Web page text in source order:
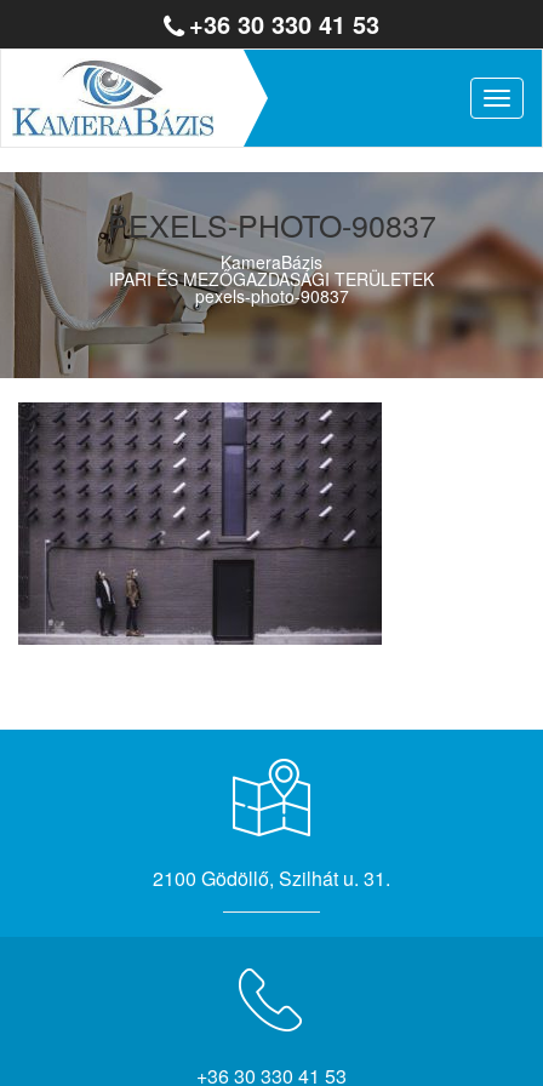
+36 30 330 41 53
PEXELS-PHOTO-90837
KameraBázis
IPARI ÉS MEZŐGAZDASÁGI TERÜLETEK
pexels-photo-90837
2100 Gödöllő, Szilhát u. 31.
+36 30 330 41 53